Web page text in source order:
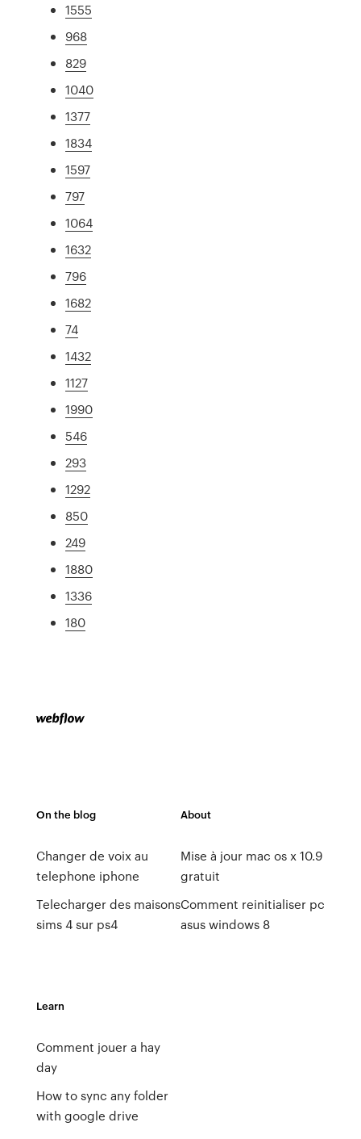
1555
968
829
1040
1377
1834
1597
797
1064
1632
796
1682
74
1432
1127
1990
546
293
1292
850
249
1880
1336
180
On the blog
Changer de voix au
telephone iphone
Telecharger des maisons
sims 4 sur ps4
About
Mise à jour mac os x 10.9
gratuit
Comment reinitialiser pc
asus windows 8
Learn
Comment jouer a hay
day
How to sync any folder
with google drive